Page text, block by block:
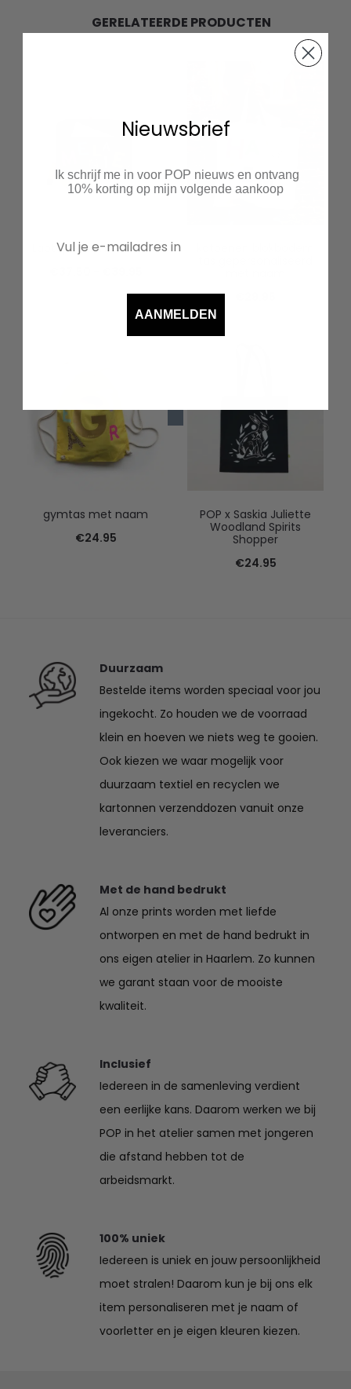
GERELATEERDE PRODUCTEN
Laptophoes met naam
€37.50
tot
€39.95
gymtas met naam
€24.95
POP x Saskia Juliette
Woodland Spirits
Shopper
€24.95
Duurzaam
Bestelde items worden speciaal voor jou
ingekocht. Zo houden we de voorraad
klein en hoeven we niets weg te gooien.
Ook kiezen we waar mogelijk voor
duurzaam textiel en recyclen we
kartonnen verzenddozen vanuit onze
leveranciers.
Met de hand bedrukt
Al onze prints worden met liefde
ontworpen en met de hand bedrukt in
ons eigen atelier in Haarlem. Zo kunnen
we garant staan voor de mooiste
kwaliteit.
Inclusief
Iedereen in de samenleving verdient
een eerlijke kans. Daarom werken we bij
POP in het atelier samen met jongeren
die afstand hebben tot de
arbeidsmarkt.
100% uniek
Iedereen is uniek en jouw persoonlijkheid
moet stralen! Daarom kun je bij ons elk
item personaliseren met je naam of
voorletter en je eigen kleuren kiezen.
Nieuwsbrief
Ik schrijf me in voor POP nieuws en ontvang
10% korting op mijn volgende aankoop
AANMELDEN